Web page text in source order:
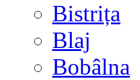
Bistrița
Blaj
Bobâlna